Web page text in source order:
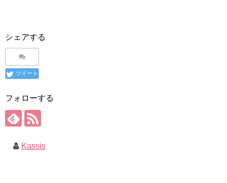
シェアする
ツイート
フォローする
Kassis